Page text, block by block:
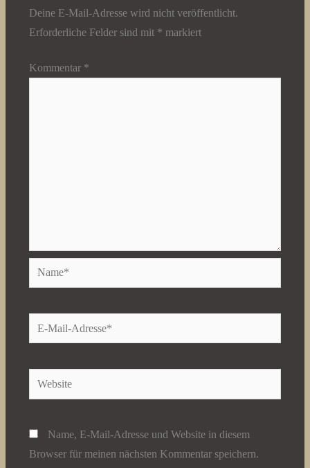
Deine E-Mail-Adresse wird nicht veröffentlicht.
Erforderliche Felder sind mit * markiert
Kommentar *
Name*
E-
Mail-
Website
Name, E-Mail-Adresse und Website in diesem
Browser für meinen nächsten Kommentar speichern.